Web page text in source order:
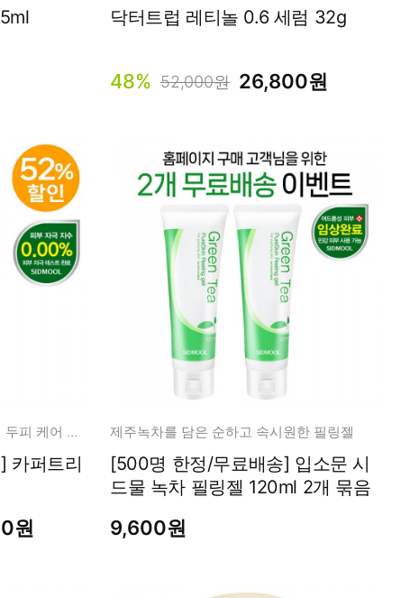
25ml 닥터트럽 레티놀 0.6 세럼 32g
48% 52,000원 26,800원
오직 성분에만 집중한 프리미엄 두피 케어 앰플
카퍼트리
원
제주녹차를 담은 순하고 속시원한 필링젤
[500명 한정/무료배송] 입소문 시
드물 녹차 필링젤 120ml 2개 묶음
9,600원